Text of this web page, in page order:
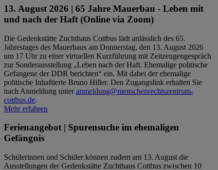
13. August 2026 | 65 Jahre Mauerbau - Leben mit
und nach der Haft (Online via Zoom)
Die Gedenkstätte Zuchthaus Cottbus lädt anlässlich des 65.
Jahrestages des Mauerbaus am Donnerstag, den 13. August 2026
um 17 Uhr zu einer virtuellen Kurzführung mit Zeitzeugengespräch
zur Sonderausstellung „Leben nach der Haft. Ehemalige politische
Gefangene der DDR berichten“ ein. Mit dabei der ehemalige
politische Inhaftierte Bruno Hiller. Den Zugangslink erhalten Sie
nach Anmeldung unteranmeldung@menschenrechtszentrum-
cottbus.de.
Mehr erfahren
Ferienangebot | Spurensuche im ehemaligen
Gefängnis
Schülerinnen und Schüler können zudem am 13. August die
Ausstellungen der Gedenkstätte Zuchthaus Cottbus zwischen 10